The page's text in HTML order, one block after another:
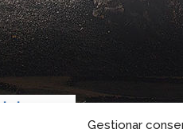
Gestionar